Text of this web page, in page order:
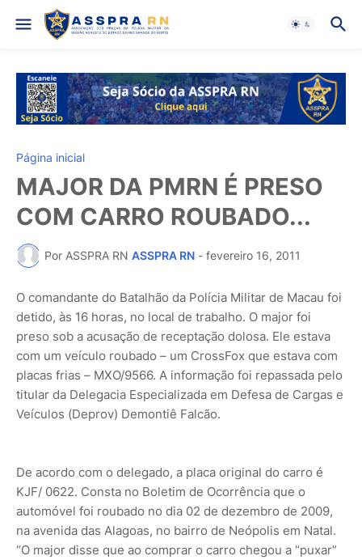
Página inicial
MAJOR DA PMRN É PRESO
COM CARRO ROUBADO...
Por ASSPRA RN ASSPRA RN - fevereiro 16, 2011
O comandante do Batalhão da Polícia Militar de Macau foi
detido, às 16 horas, no local de trabalho. O major foi
preso sob a acusação de receptação dolosa. Ele estava
com um veículo roubado – um CrossFox que estava com
placas frias – MXO/9566. A informação foi repassada pelo
titular da Delegacia Especializada em Defesa de Cargas e
Veículos (Deprov) Demontiê Falcão.
De acordo com o delegado, a placa original do carro é
KJF/ 0622. Consta no Boletim de Ocorrência que o
automóvel foi roubado no dia 02 de dezembro de 2009,
na avenida das Alagoas, no bairro de Neópolis em Natal.
“O major disse que ao comprar o carro chegou a “puxar”